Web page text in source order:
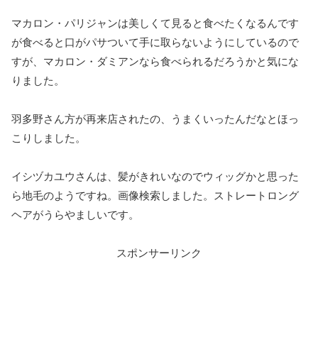
マカロン・パリジャンは美しくて見ると食べたくなるんです
が食べると口がパサついて手に取らないようにしているので
すが、マカロン・ダミアンなら食べられるだろうかと気にな
りました。
羽多野さん方が再来店されたの、うまくいったんだなとほっ
こりしました。
イシヅカユウさんは、髪がきれいなのでウィッグかと思った
ら地毛のようですね。画像検索しました。ストレートロング
ヘアがうらやましいです。
スポンサーリンク